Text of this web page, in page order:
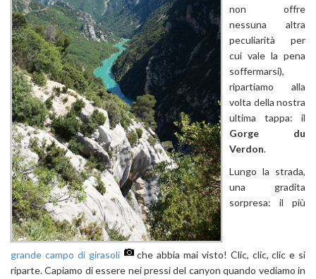
non offre
nessuna altra
peculiarità per
cui vale la pena
soffermarsi),
ripartiamo alla
volta della nostra
ultima tappa: il
Gorge du
Verdon.
Lungo la strada,
una gradita
sorpresa: il più
grande campo di girasoli
che abbia mai visto! Clic, clic, clic e si
riparte. Capiamo di essere nei pressi del canyon quando vediamo in